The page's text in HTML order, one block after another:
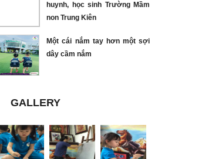
huynh, học sinh Trường Mầm
non Trung Kiên
Một cái nắm tay hơn một sợi
dây cầm nắm
GALLERY